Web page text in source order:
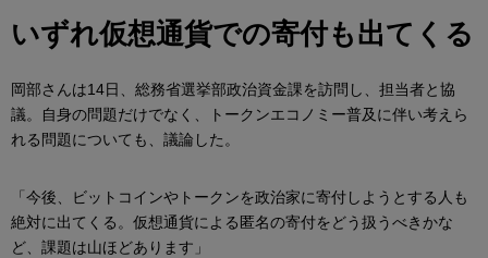
いずれ仮想通貨での寄付も出てくる
岡部さんは14日、総務省選挙部政治資金課を訪問し、担当者と協
議。自身の問題だけでなく、トークンエコノミー普及に伴い考えら
れる問題についても、議論した。
「今後、ビットコインやトークンを政治家に寄付しようとする人も
絶対に出てくる。仮想通貨による匿名の寄付をどう扱うべきかな
ど、課題は山ほどあります」